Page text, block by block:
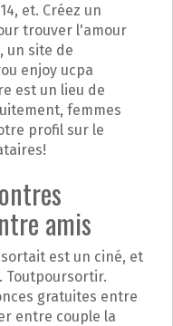
et. Créez un
trouver l'amour
un site de
enjoy ucpa
est un lieu de
femmes
profil sur le
amis
est un ciné, et
Toutpoursortir.
gratuites entre
entre couple la